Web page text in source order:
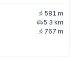
581 m
5.3 km
767 m